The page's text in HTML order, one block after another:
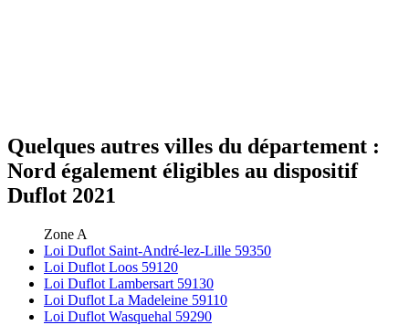
Quelques autres villes du département :
Nord également éligibles au dispositif
Duflot 2021
Zone A
Loi Duflot Saint-André-lez-Lille 59350
Loi Duflot Loos 59120
Loi Duflot Lambersart 59130
Loi Duflot La Madeleine 59110
Loi Duflot Wasquehal 59290